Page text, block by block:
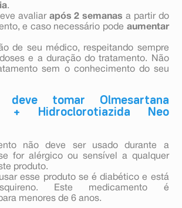
.
avaliar após 2 semanas a partir do
e caso necessário pode aumentar
de seu médico, respeitando sempre
e a duração do tratamento. Não
sem o conhecimento do seu
deve tomar Olmesartana
+ Hidroclorotiazida Neo
não deve ser usado durante a
for alérgico ou sensível a qualquer
produto.
esse produto se é diabético e está
Este medicamento é
menores de 6 anos.